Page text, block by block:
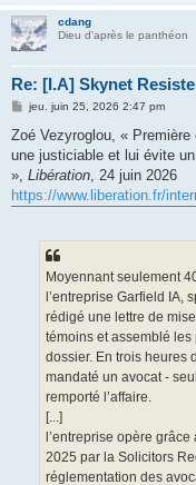
cdang
Dieu d'après le panthéon
Re: [I.A] Skynet
M
s
a
g
jeu. juin 25, 2026 2:47 pm
Zoé Vezyroglou, « Première
une justiciable et lui évite
», Libération , 24 juin 2026
https://www.liberation.fr/
Moyennant seulement
l’entreprise Garfield IA,
rédigé une lettre de
témoins et assemblé
dossier. En trois heures
mandaté un avocat -
remporté l’affaire.
[...]
l’entreprise opère
2025 par la Solicitors
réglementation des